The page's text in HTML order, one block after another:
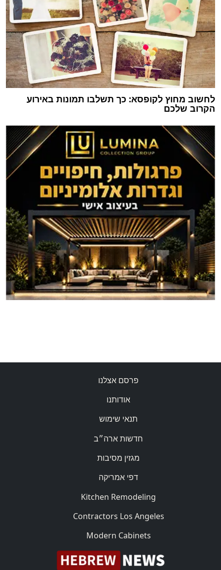
לחשוב מחוץ לקופסא: כך תשלבו תמונות באירוע
הקרוב שלכם
פרסם אצלנו
אודותנו
תנאי שימוש
חדשות ארה״ב
מגזין מסיבות
דפי אמריקה
Kitchen Remodeling
Contractors Los Angeles
Modern Cabinets